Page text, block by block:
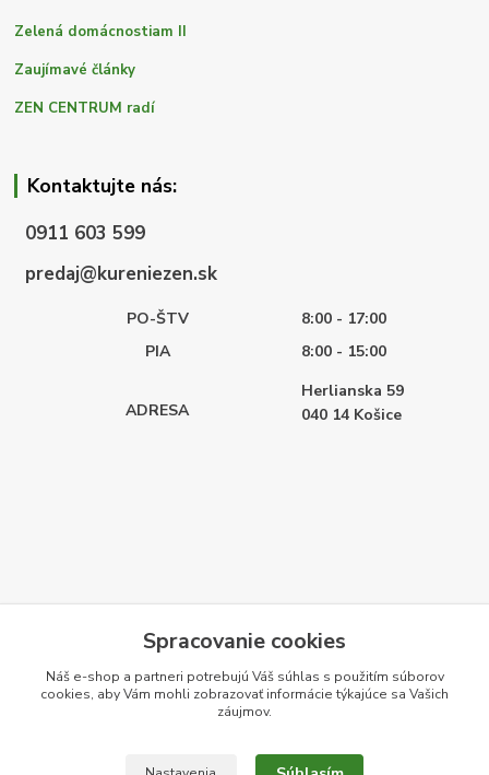
Zelená domácnostiam II
Zaujímavé články
ZEN CENTRUM radí
Kontaktujte nás:
0911 603 599
predaj@kureniezen.sk
PO-ŠTV
8:00 - 17:00
PIA
8:00 - 15:00
ADRESA
Herlianska 59
040 14 Košice
Spracovanie cookies
Náš e-shop a partneri potrebujú Váš súhlas s použitím súborov
cookies, aby Vám mohli zobrazovať informácie týkajúce sa Vašich
záujmov.